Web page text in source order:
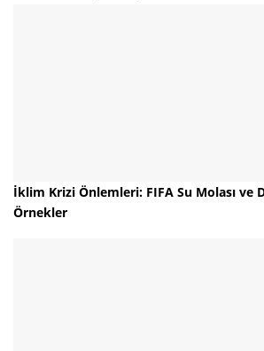
İklim Krizi Önlemleri: FIFA Su Molası ve
Örnekler